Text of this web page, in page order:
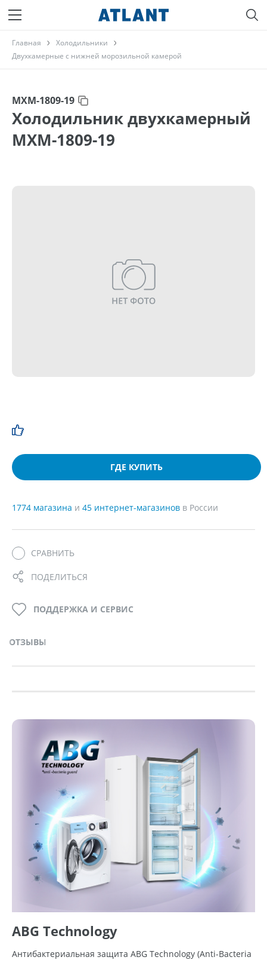
Главная
Холодильники
Двухкамерные с нижней морозильной камерой
МХМ-1809-19
Холодильник двухкамерный
МХМ-1809-19
ГДЕ КУПИТЬ
1774 магазина и 45 интернет-магазинов в России
СРАВНИТЬ
ПОДЕЛИТЬСЯ
ОТЗЫВЫ
ПОДДЕРЖКА И СЕРВИС
ABG Technology
Антибактериальная защита ABG Technology (Anti-Bacteria